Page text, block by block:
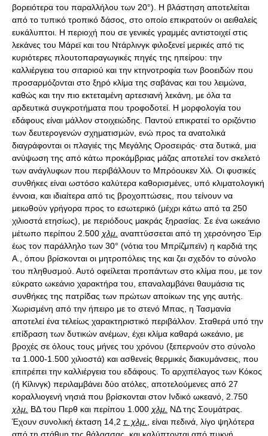
βορειότερα του παραλλήλου των 20°). Η βλάστηση αποτελείται
από το τυπικό τροπικό δάσος, στο οποίο επικρατούν οι αειθαλείς
ευκάλυπτοι. Η περιοχή που σε γενικές γραμμές αντιστοιχεί στις
λεκάνες του Μάρεϊ και του Ντάρλινγκ φιλοξενεί μερικές από τις
κυριότερες πλουτοπαραγωγικές πηγές της ηπείρου: την
καλλιέργεια του σιταριού και την κτηνοτροφία των βοοειδών που
προσαρμόζονται στο ξηρό κλίμα της σαβάνας και του λειμώνα,
καθώς και την πιο εκτεταμένη αρτεσιανή λεκάνη, με όλα τα
αρδευτικά συγκροτήματα που τροφοδοτεί. Η μορφολογία του
εδάφους είναι μάλλον στοιχειώδης. Παντού επικρατεί το οριζόντιο
των δευτερογενών σχηματισμών, ενώ προς τα ανατολικά
διαγράφονται οι πλαγιές της Μεγάλης Οροσειράς· στα δυτικά, μια
ανύψωση της από κάτω προκάμβριας μάζας αποτελεί τον σκελετό
των ανάγλυφων που περιβάλλουν το Μπρόουκεν Χιλ. Οι φυσικές
συνθήκες είναι ωστόσο καλύτερα καθορισμένες, υπό κλιματολογική
έννοια, και ιδιαίτερα από τις βροχοπτώσεις, που τείνουν να
μειωθούν γρήγορα προς το εσωτερικό (μέχρι κάτω από τα 250
χιλιοστά ετησίως), με περιόδους μακράς ξηρασίας. Σε ένα ωκεάνιο
μέτωπο περίπου 2.500 χλμ. αναπτύσσεται από τη χερσόνησο Έιρ
έως τον παράλληλο των 30° (νότια του Μπρίζμπεϊν) η καρδιά της
Α., όπου βρίσκονται οι μητροπόλεις της και ζει σχεδόν το σύνολο
του πληθυσμού. Αυτό οφείλεται προπάντων στο κλίμα που, με τον
εύκρατο ωκεάνιο χαρακτήρα του, επαναλαμβάνει θαυμάσια τις
συνθήκες της πατρίδας των πρώτων αποίκων της γης αυτής.
Χωρισμένη από την ήπειρο με το στενό Μπας, η Τασμανία
αποτελεί ένα τελείως χαρακτηριστικό περιβάλλον. Σταθερά υπό την
επίδραση των δυτικών ανέμων, έχει κλίμα καθαρά ωκεάνιο, με
βροχές σε όλους τους μήνες του χρόνου (ξεπερνούν στο σύνολο
τα 1.000-1.500 χιλιοστά) και ασθενείς θερμικές διακυμάνσεις, που
επιτρέπει την καλλιέργεια του εδάφους. Το αρχιπέλαγος των Κόκος
(ή Κίλινγκ) περιλαμβάνει δύο ατόλες, αποτελούμενες από 27
κοραλλιογενή νησιά που βρίσκονται στον Ινδικό ωκεανό, 2.750
χλμ. ΒΔ του Περθ και περίπου 1.000 χλμ. ΝΔ της Σουμάτρας.
Έχουν συνολική έκταση 14,2 τ. χλμ.
, είναι πεδινά, λίγο ψηλότερα